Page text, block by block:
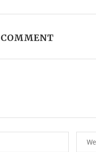
COMMENT